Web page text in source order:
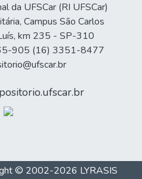
da UFSCar (RI UFSCar)
Campus São Carlos
km 235 - SP-310
905 (16) 3351-8477
© 2002-2026 LYRASIS